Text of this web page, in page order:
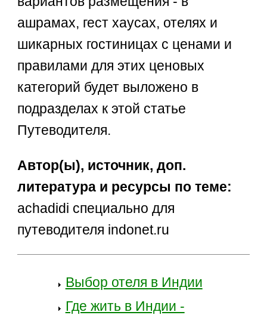
ашрамах, гест хаусах, отелях и
шикарных гостиницах с ценами и
правилами для этих ценовых
категорий будет выложено в
подразделах к этой статье
Путеводителя.
Автор(ы), источник, доп.
литература и ресурсы по теме:
achadidi специально для
путеводителя indonet.ru
Выбор отеля в Индии
Где жить в Индии -